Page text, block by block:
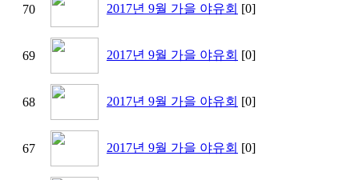
70 2017년 9월 가을 야유회 [0]
69 2017년 9월 가을 야유회 [0]
68 2017년 9월 가을 야유회 [0]
67 2017년 9월 가을 야유회 [0]